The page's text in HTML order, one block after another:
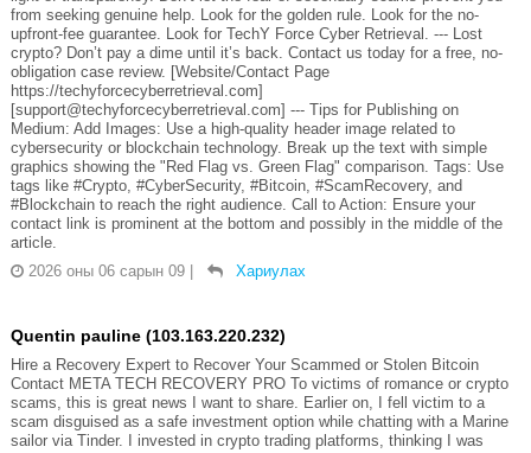
from seeking genuine help. Look for the golden rule. Look for the no-
upfront-fee guarantee. Look for TechY Force Cyber Retrieval. --- Lost
crypto? Don’t pay a dime until it’s back. Contact us today for a free, no-
obligation case review. [Website/Contact Page
https://techyforcecyberretrieval.com]
[support@techyforcecyberretrieval.com] --- Tips for Publishing on
Medium: Add Images: Use a high-quality header image related to
cybersecurity or blockchain technology. Break up the text with simple
graphics showing the "Red Flag vs. Green Flag" comparison. Tags: Use
tags like #Crypto, #CyberSecurity, #Bitcoin, #ScamRecovery, and
#Blockchain to reach the right audience. Call to Action: Ensure your
contact link is prominent at the bottom and possibly in the middle of the
article.
2026 оны 06 сарын 09
Хариулах
Quentin pauline (103.163.220.232)
Hire a Recovery Expert to Recover Your Scammed or Stolen Bitcoin
Contact META TECH RECOVERY PRO To victims of romance or crypto
scams, this is great news I want to share. Earlier on, I fell victim to a
scam disguised as a safe investment option while chatting with a Marine
sailor via Tinder. I invested in crypto trading platforms, thinking I was